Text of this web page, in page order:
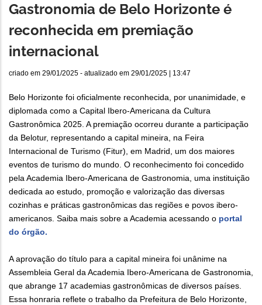
Gastronomia de Belo Horizonte é
reconhecida em premiação
internacional
criado em 29/01/2025 - atualizado em 29/01/2025 | 13:47
Belo Horizonte foi oficialmente reconhecida, por unanimidade, e
diplomada como a Capital Ibero-Americana da Cultura
Gastronômica 2025. A premiação ocorreu durante a participação
da Belotur, representando a capital mineira, na Feira
Internacional de Turismo (Fitur), em Madrid, um dos maiores
eventos de turismo do mundo. O reconhecimento foi concedido
pela Academia Ibero-Americana de Gastronomia, uma instituição
dedicada ao estudo, promoção e valorização das diversas
cozinhas e práticas gastronômicas das regiões e povos ibero-
americanos. Saiba mais sobre a Academia acessando o portal
do órgão.
A aprovação do título para a capital mineira foi unânime na
Assembleia Geral da Academia Ibero-Americana de Gastronomia,
que abrange 17 academias gastronômicas de diversos países.
Essa honraria reflete o trabalho da Prefeitura de Belo Horizonte,